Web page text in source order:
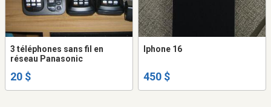
3 téléphones sans fil en
réseau Panasonic
20 $
Iphone 16
450 $